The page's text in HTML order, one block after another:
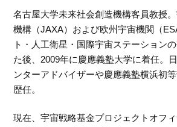
名古屋大学未来社会創造機構客員教授
機構（JAXA）および欧州宇宙機関（
ト・人工衛星・国際宇宙ステーション
た後、2009年に慶應義塾大学に着任。
ンターアドバイザーや慶應義塾横浜初
歴任。
現在、宇宙戦略基金プロジェクトオフ